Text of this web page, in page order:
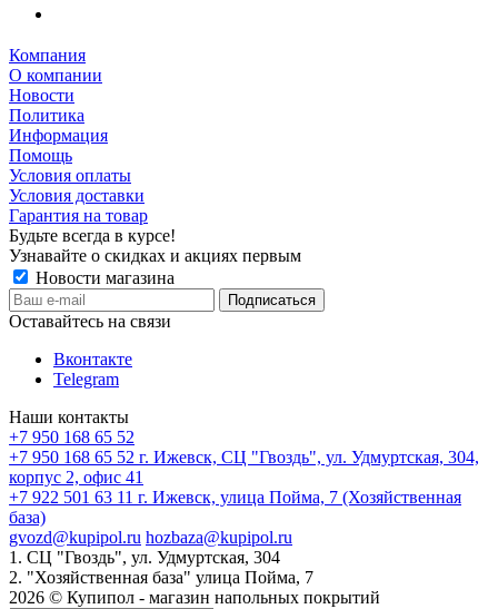
Компания
О компании
Новости
Политика
Информация
Помощь
Условия оплаты
Условия доставки
Гарантия на товар
Будьте всегда в курсе!
Узнавайте о скидках и акциях первым
Новости магазина
Оставайтесь на связи
Вконтакте
Telegram
Наши контакты
+7 950 168 65 52
+7 950 168 65 52 г. Ижевск, СЦ "Гвоздь", ул. Удмуртская, 304,
корпус 2, офис 41
+7 922 501 63 11 г. Ижевск, улица Пойма, 7 (Хозяйственная
база)
gvozd@kupipol.ru hozbaza@kupipol.ru
1. СЦ "Гвоздь", ул. Удмуртская, 304
2. "Хозяйственная база" улица Пойма, 7
2026 © Купипол - магазин напольных покрытий